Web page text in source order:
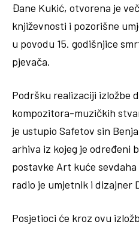
Đane Kukić, otvorena je
književnosti i pozorišne
u povodu 15. godišnjice
pjevača.
Podršku realizaciji izložbe
kompozitora-muzičkih
je ustupio Safetov sin
arhiva iz kojeg je određeni
postavke Art kuće
radio je umjetnik i dizajner
Posjetioci će kroz ovu